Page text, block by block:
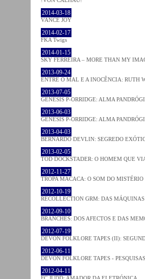
2014-03-18
VANCE JOY
2014-02-17
FKA Twigs
2014-01-15
SKY FERREIRA – MORE THAN MY
2013-09-24
ENTRE O MAL E A INOCÊNCIA: RUTH
2013-07-05
GENESIS P-ORRIDGE: ALMA
2013-06-03
GENESIS P-ORRIDGE: ALMA
2013-04-03
BERNARDO DEVLIN: SEGREDO
2013-02-05
TOD DOCKSTADER: O HOMEM QUE
2012-11-27
TROPA MACACA: O SOM DO MISTÉRIO
2012-10-19
RECOLLECTION GRM: DAS
2012-09-10
BRANCHES: DOS AFECTOS E DAS
2012-07-19
DEVON FOLKLORE TAPES (II):
2012-06-11
DEVON FOLKLORE TAPES -
2012-04-11